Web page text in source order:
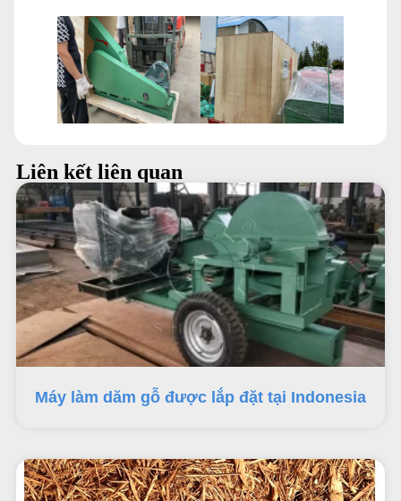
Liên kết liên quan
Máy làm dăm gỗ được lắp đặt tại Indonesia